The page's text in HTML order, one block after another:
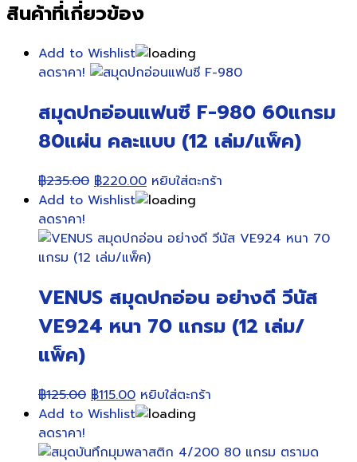
สินค้าที่เกี่ยวข้อง
Add to Wishlist
ลดราคา!
สมุดปกอ่อนแฟนซี F-980 60แกรม
80แผ่น คละแบบ (12 เล่ม/แพ็ค)
฿235.00 Original
price
฿235.00.
฿220.00Current
price
฿220.00.
หยิบใส่ตะกร้า
Add to Wishlist
ลดราคา!
VENUS สมุดปกอ่อน อย่างดี วีนัส
VE924 หนา 70 แกรม (12 เล่ม/
แพ็ค)
฿125.00 Original
price
฿125.00.
฿115.00Current
price
฿115.00.
หยิบใส่ตะกร้า
Add to Wishlist
ลดราคา!